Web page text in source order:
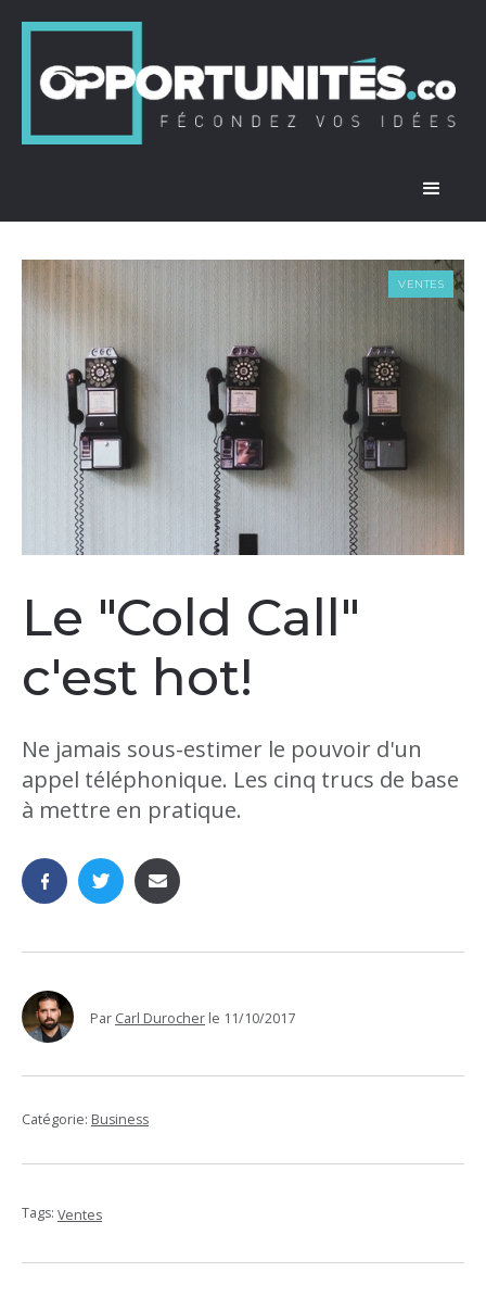
VENTES
Le "Cold Call"
c'est hot!
Ne jamais sous-estimer le pouvoir d'un
appel téléphonique. Les cinq trucs de base
à mettre en pratique.
Par Carl Durocher le 11/10/2017
Catégorie: Business
Tags: Ventes